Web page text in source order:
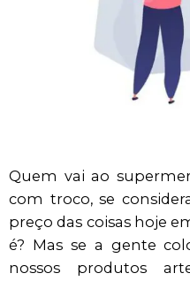
Quem vai ao
com troco, se
preço das coisas hoje
é? Mas se a gente
nossos produtos